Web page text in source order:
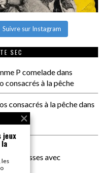
Suivre sur Instagram
SEC
P comeladedans
consacrés à la pêche
consacrés à la pêchedans
des classes avec
jeux
les